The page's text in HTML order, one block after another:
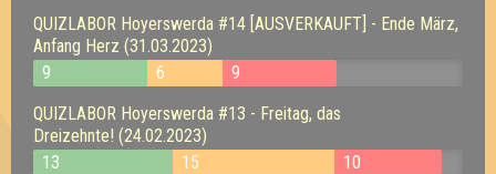
QUIZLABOR Hoyerswerda #14 [AUSVERKAUFT] - Ende März,
Anfang Herz (31.03.2023)
9
6
9
QUIZLABOR Hoyerswerda #13 - Freitag, das
Dreizehnte! (24.02.2023)
13
15
10